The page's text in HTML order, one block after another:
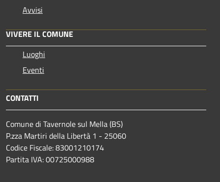
Avvisi
VIVERE IL COMUNE
Luoghi
Eventi
CONTATTI
Comune di Tavernole sul Mella (BS)
P.zza Martiri della Libertà 1 - 25060
Codice Fiscale: 83001210174
Partita IVA: 00725000988